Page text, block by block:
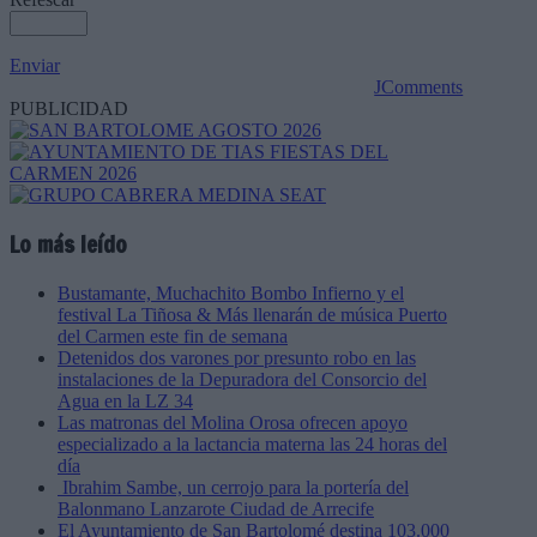
Enviar
JComments
PUBLICIDAD
Lo más leído
Bustamante, Muchachito Bombo Infierno y el
festival La Tiñosa & Más llenarán de música Puerto
del Carmen este fin de semana
Detenidos dos varones por presunto robo en las
instalaciones de la Depuradora del Consorcio del
Agua en la LZ 34
Las matronas del Molina Orosa ofrecen apoyo
especializado a la lactancia materna las 24 horas del
día
Ibrahim Sambe, un cerrojo para la portería del
Balonmano Lanzarote Ciudad de Arrecife
El Ayuntamiento de San Bartolomé destina 103.000